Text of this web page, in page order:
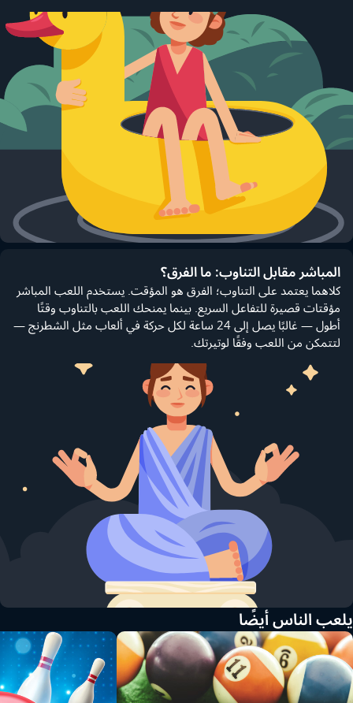
المباشر مقابل التناوب: ما الفرق؟
كلاهما يعتمد على التناوب؛ الفرق هو المؤقت. يستخدم اللعب المباشر
مؤقتات قصيرة للتفاعل السريع. بينما يمنحك اللعب بالتناوب وقتًا
أطول — غالبًا يصل إلى 24 ساعة لكل حركة في ألعاب مثل الشطرنج —
لتتمكن من اللعب وفقًا لوتيرتك.
يلعب الناس أيضًا